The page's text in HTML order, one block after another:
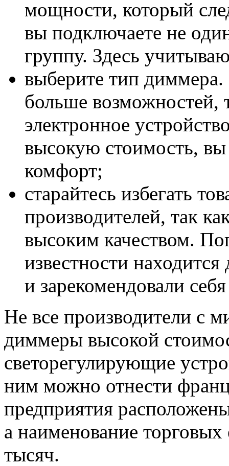
мощности, который
вы подключаете не
группу. Здесь
выберите тип диммера.
больше возможностей,
электронное
высокую стоимость,
комфорт;
старайтесь избегать
производителей, так
высоким качеством.
известности
и зарекомендовали
Не все производители с
диммеры высокой
светорегулирующие
ним можно отнести
предприятия
а наименование
тысяч.